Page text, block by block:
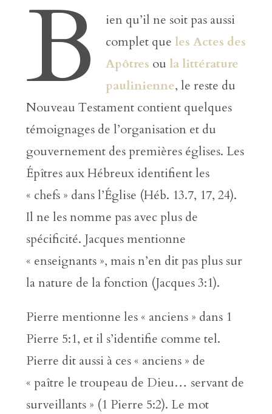
B
ien qu’il ne soit pas aussi
complet queles Actes des
Apôtres oula littérature
paulinienne, le reste du
Nouveau Testament contient quelques
témoignages de l’organisation et du
gouvernement des premières églises. Les
Épîtres aux Hébreux identifient les
« chefs » dans l’Église (Héb. 13.7, 17, 24).
Il ne les nomme pas avec plus de
spécificité. Jacques mentionne
« enseignants », mais n’en dit pas plus sur
la nature de la fonction (Jacques 3:1).
Pierre mentionne les « anciens » dans 1
Pierre 5:1, et il s’identifie comme tel.
Pierre dit aussi à ces « anciens » de
« paître le troupeau de Dieu… servant de
surveillants » (1 Pierre 5:2). Le mot